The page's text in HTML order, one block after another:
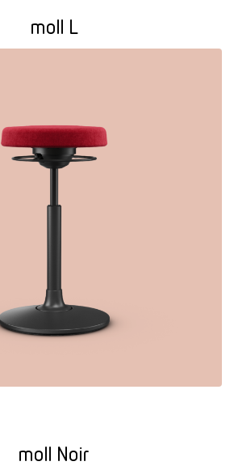
moll L
moll Noir